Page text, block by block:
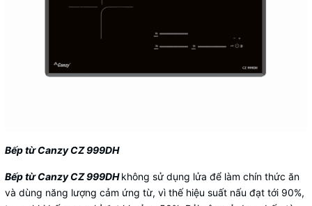
Bếp từ Canzy CZ 999DH
Bếp từ Canzy CZ 999DHkhông sử dụng lửa để làm chín thức ăn
và dùng năng lượng cảm ứng từ, vì thế hiệu suất nấu đạt tới 90%,